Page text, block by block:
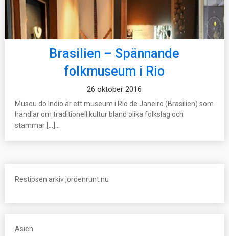
Brasilien – Spännande
folkmuseum i Rio
26 oktober 2016
Museu do Indio är ett museum i Rio de Janeiro (Brasilien) som
handlar om traditionell kultur bland olika folkslag och
stammar […]...
Restipsen arkiv jordenrunt.nu
Asien